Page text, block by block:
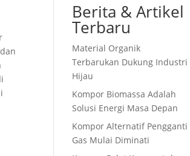
Berita & Artikel
Terbaru
Material Organik
Terbarukan Dukung Industri
Hijau
Kompor Biomassa Adalah
Solusi Energi Masa Depan
Kompor Alternatif Pengganti
Gas Mulai Diminati